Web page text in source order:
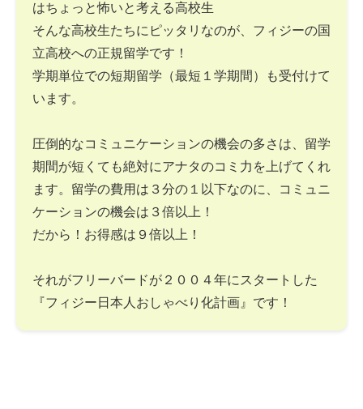
はちょっと怖いと考える高校生
そんな高校生たちにピッタリなのが、フィジーの国
立高校への正規留学です！
学期単位での短期留学（最短１学期間）も受付けて
います。
圧倒的なコミュニケーションの機会の多さは、留学
期間が短くても絶対にアナタのコミ力を上げてくれ
ます。留学の費用は３分の１以下なのに、コミュニ
ケーションの機会は３倍以上！
だから！お得感は９倍以上！
それがフリーバードが２００４年にスタートした
『フィジー日本人おしゃべり化計画』です！